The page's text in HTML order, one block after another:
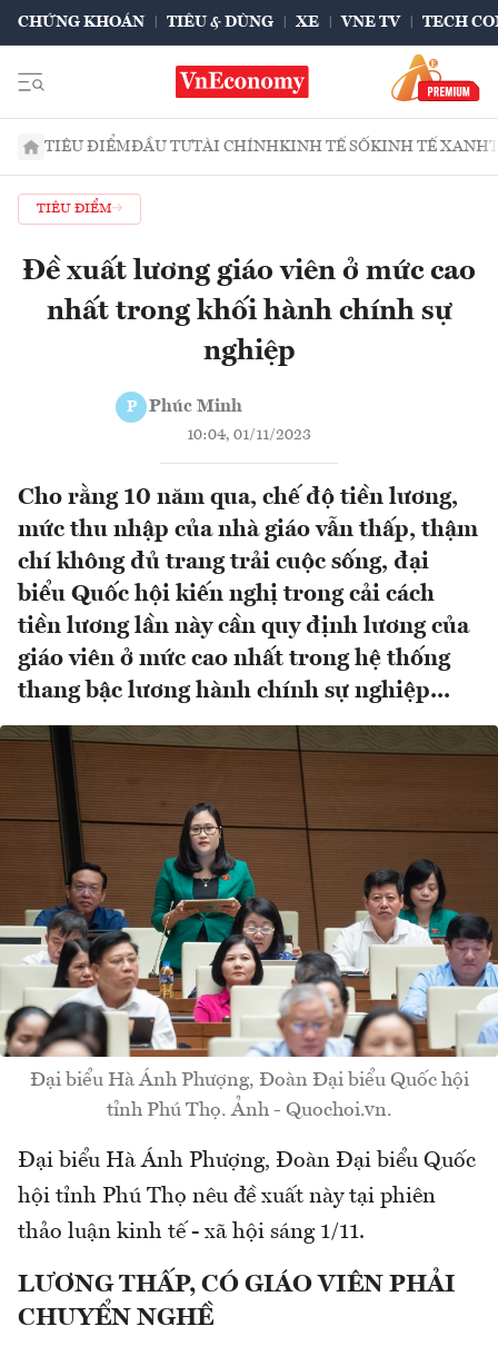
CHỨNG KHOÁN TIÊU & DÙNG XE VNE TV TECH
TIÊU ĐIỂMĐẦU TƯTÀI CHÍNHKINH TẾ SỐKINH TẾ XANH
TIÊU ĐIỂM
Đề xuất lương giáo viên ở mức cao
nhất trong khối hành chính sự
nghiệp
P Phúc Minh
10:04, 01/11/2023
Cho rằng 10 năm qua, chế độ tiền lương,
mức thu nhập của nhà giáo vẫn thấp, thậm
chí không đủ trang trải cuộc sống, đại
biểu Quốc hội kiến nghị trong cải cách
tiền lương lần này cần quy định lương của
giáo viên ở mức cao nhất trong hệ thống
thang bậc lương hành chính sự nghiệp...
Đại biểu Hà Ánh Phượng, Đoàn Đại biểu Quốc hội
tỉnh Phú Thọ. Ảnh - Quochoi.vn.
Đại biểu Hà Ánh Phượng, Đoàn Đại biểu Quốc
hội tỉnh Phú Thọ nêu đề xuất này tại phiên
thảo luận kinh tế - xã hội sáng 1/11.
LƯƠNG THẤP, CÓ GIÁO VIÊN PHẢI
CHUYỂN NGHỀ